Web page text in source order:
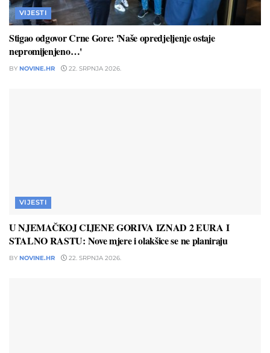
VIJESTI
Stigao odgovor Crne Gore: 'Naše opredjeljenje ostaje
nepromijenjeno…'
BY NOVINE.HR 22. SRPNJA 2026.
VIJESTI
U NJEMAČKOJ CIJENE GORIVA IZNAD 2 EURA I
STALNO RASTU: Nove mjere i olakšice se ne planiraju
BY NOVINE.HR 22. SRPNJA 2026.